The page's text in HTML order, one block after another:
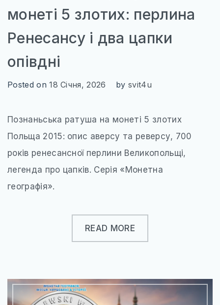
монеті 5 злотих: перлина
Ренесансу і два цапки
опівдні
Posted on18 Січня, 2026 by svit4u
Познаньська ратуша на монеті 5 злотих
Польща 2015: опис аверсу та реверсу, 700
років ренесансної перлини Великопольщі,
легенда про цапків. Серія «Монетна
географія».
READ MORE